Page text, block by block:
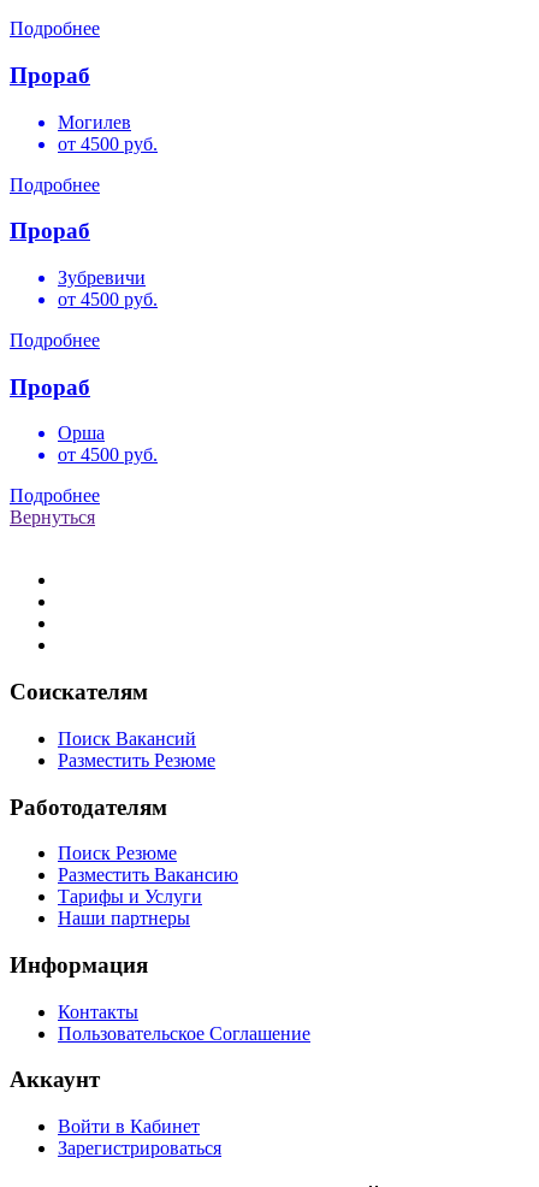
Подробнее
Прораб
Могилев
от 4500 руб.
Подробнее
Прораб
Зубревичи
от 4500 руб.
Подробнее
Прораб
Орша
от 4500 руб.
Подробнее
Вернуться
Соискателям
Поиск Вакансий
Разместить Резюме
Работодателям
Поиск Резюме
Разместить Вакансию
Тарифы и Услуги
Наши партнеры
Информация
Контакты
Пользовательское Соглашение
Аккаунт
Войти в Кабинет
Зарегистрироваться